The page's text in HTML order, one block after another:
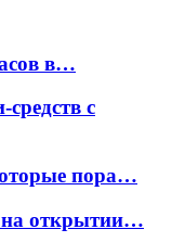
в…
с
пора…
на открытии…